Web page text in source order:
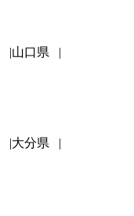
山口県
大分県